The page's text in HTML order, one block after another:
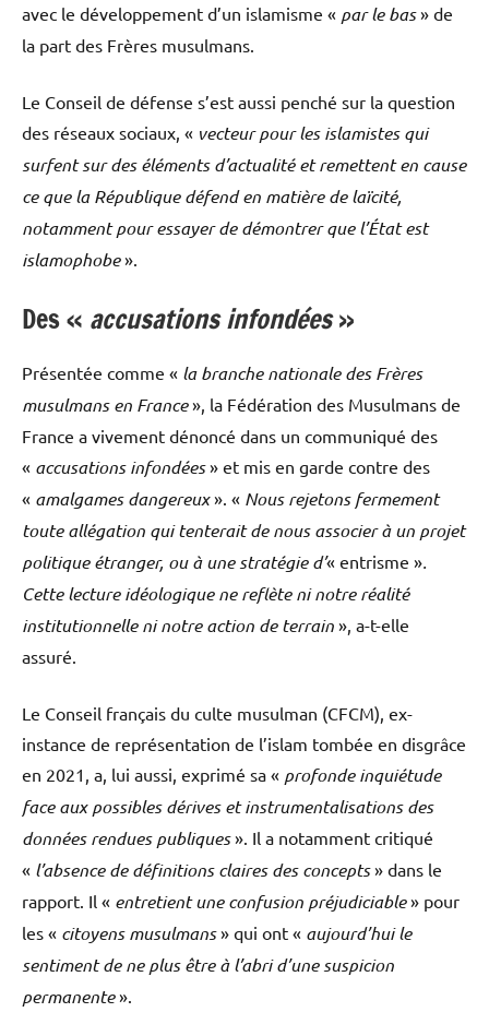
avec le développement d’un islamisme « par le bas» de
la part des Frères musulmans.
Le Conseil de défense s’est aussi penché sur la question
des réseaux sociaux, « vecteur pour les islamistes qui
surfent sur des éléments d’actualité et remettent en cause
ce que la République défend en matière de laïcité,
notamment pour essayer de démontrer que l’État est
islamophobe».
Des « accusations infondées»
Présentée comme « la branche nationale des Frères
musulmans en France», la Fédération des Musulmans de
France a vivement dénoncé dans un communiqué des
« accusations infondées» et mis en garde contre des
« amalgames dangereux». « Nous rejetons fermement
toute allégation qui tenterait de nous associer à un projet
politique étranger, ou à une stratégie d’« entrisme ».
Cette lecture idéologique ne reflète ni notre réalité
institutionnelle ni notre action de terrain », a-t-elle
assuré.
Le Conseil français du culte musulman (CFCM), ex-
instance de représentation de l’islam tombée en disgrâce
en 2021, a, lui aussi, exprimé sa « profonde inquiétude
face aux possibles dérives et instrumentalisations des
données rendues publiques». Il a notamment critiqué
« l’absence de définitions claires des concepts» dans le
rapport. Il « entretient une confusion préjudiciable» pour
les « citoyens musulmans» qui ont « aujourd’hui le
sentiment de ne plus être à l’abri d’une suspicion
permanente».